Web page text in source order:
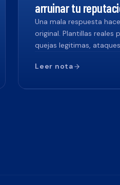
arruinar tu
Una mala respuesta
original. Plantillas reales
quejas legitimas,
Leer nota